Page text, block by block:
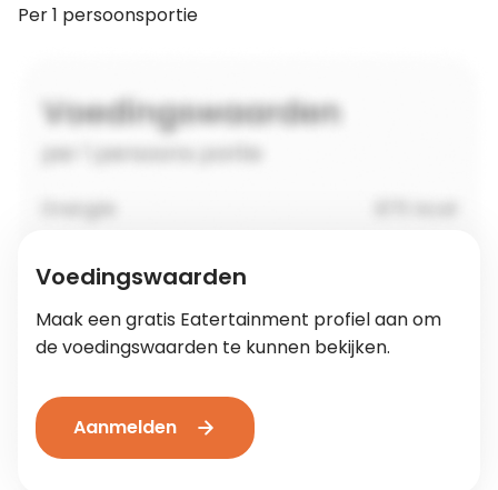
Per 1 persoonsportie
Voedingswaarden
Maak een gratis Eatertainment profiel aan om
de voedingswaarden te kunnen bekijken.
Aanmelden